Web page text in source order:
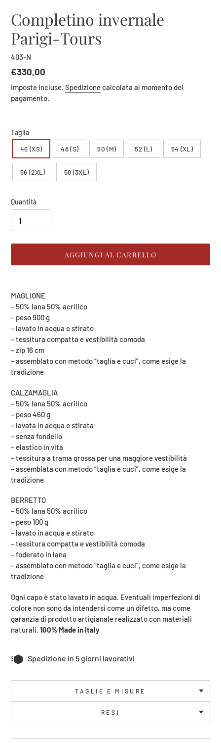
Completino invernale
Parigi-Tours
403-N
Prezzo
di
listino
€330,00
Imposte incluse. Spedizionecalcolata al momento del
pagamento.
Taglia
46 (XS)
48 (S) 50 (M) 52 (L) 54 (XL)
56 (2XL) 58 (3XL)
Quantità
AGGIUNGI AL CARRELLO
del
prodotto
carrello
MAGLIONE
– 50% lana 50% acrilico
– peso 900 g
– lavato in acqua e stirato
– tessitura compatta e vestibilità comoda
– zip 16 cm
– assemblato con metodo “taglia e cuci”, come esige la
tradizione
CALZAMAGLIA
– 50% lana 50% acrilico
– peso 460 g
– lavata in acqua e stirata
– senza fondello
– elastico in vita
– tessitura a trama grossa per una maggiore vestibilità
– assemblata con metodo “taglia e cuci”, come esige la
tradizione
BERRETTO
– 50% lana 50% acrilico
– peso 100 g
– lavato in acqua e stirato
– tessitura compatta e vestibilità comoda
– foderato in lana
– assemblato con metodo “taglia e cuci”, come esige la
tradizione
Ogni capo è stato lavato in acqua. Eventuali imperfezioni di
colore non sono da intendersi come un difetto, ma come
garanzia di prodotto artigianale realizzato con materiali
naturali. 100% Made in Italy
Spedizione in 5 giorni lavorativi
TAGLIE E MISURE
RESI